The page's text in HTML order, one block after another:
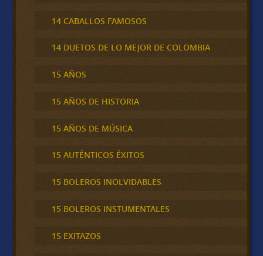
14 CABALLOS FAMOSOS
14 DUETOS DE LO MEJOR DE COLOMBIA
15 AÑOS
15 AÑOS DE HISTORIA
15 AÑOS DE MÚSICA
15 AUTÉNTICOS ÉXITOS
15 BOLEROS INOLVIDABLES
15 BOLEROS INSTUMENTALES
15 EXITAZOS